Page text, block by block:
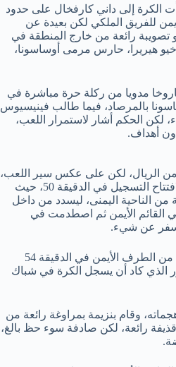
الكرة إلى داني كارفخال على حدود
للفريق الملكي لكن بعيدة عن
تصويبة رائعة من خارج المنطقة في
سيرخيو هيريرا، حارس مرمى أوساسونا،
مدويا من ركلة حرة مباشرة في
أوساسونا بالمرصاد، فيما طالب فينيسيوس
لكن الحكم أشار لاستمرار اللعب،
أهداف.
من الريال، لكن على عكس سير اللعب،
أضاع أوساسونا فرصة مؤكدة لافتتاح التسجيل في الدقيقة 50، حيث
الناحية اليمنى، ليسدد من داخل
القائم الأيمن ثم اصطدمت في
تسفر عن شيء.
وأرسل رودريغو تمريرة عرضية من الطرف الأيمن في الدقيقة 54
الذي كاد أن يسجل الكرة في شباك
وقام بنزيمة بمراوغة رائعة من
رائعة، لكن صادفة سوء حظ بالغ،